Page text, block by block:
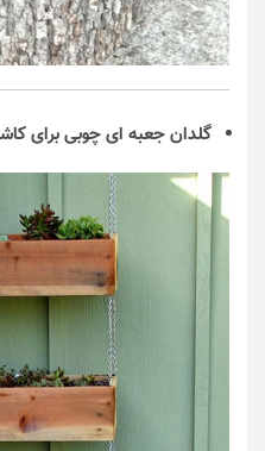
گلدان جعبه ای چوبی برای